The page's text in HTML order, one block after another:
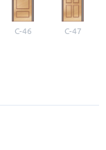
С-46 С-47